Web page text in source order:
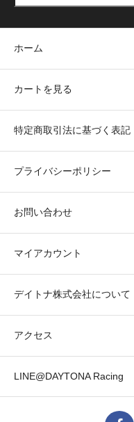
ホーム
カートを見る
特定商取引法に基づく表記
プライバシーポリシー
お問い合わせ
マイアカウント
デイトナ株式会社について
アクセス
LINE@DAYTONA Racing